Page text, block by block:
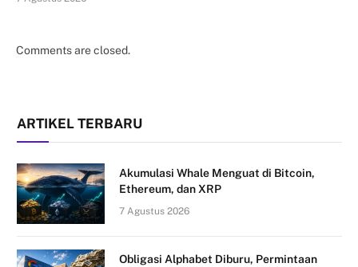
Comments are closed.
ARTIKEL TERBARU
Akumulasi Whale Menguat di Bitcoin,
Ethereum, dan XRP
7 Agustus 2026
Obligasi Alphabet Diburu, Permintaan